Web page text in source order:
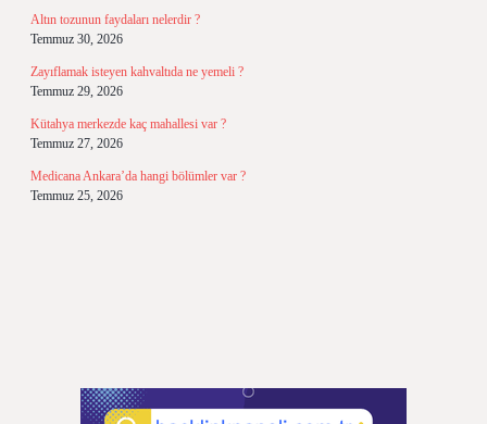
Altın tozunun faydaları nelerdir ?
Temmuz 30, 2026
Zayıflamak isteyen kahvaltıda ne yemeli ?
Temmuz 29, 2026
Kütahya merkezde kaç mahallesi var ?
Temmuz 27, 2026
Medicana Ankara’da hangi bölümler var ?
Temmuz 25, 2026